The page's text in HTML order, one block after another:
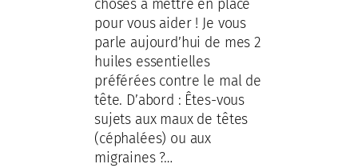
choses à mettre en place
pour vous aider ! Je vous
parle aujourd’hui de mes 2
huiles essentielles
préférées contre le mal de
tête. D’abord : Êtes-vous
sujets aux maux de têtes
(céphalées) ou aux
migraines ?…